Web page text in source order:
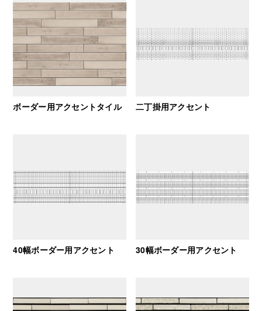
ボーダー用アクセントタイル 二丁掛用アクセント
40幅ボーダー用アクセント 30幅ボーダー用アクセント